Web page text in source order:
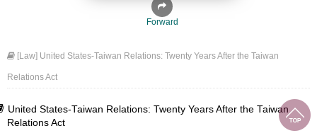
Forward
[Law] United States-Taiwan Relations: Twenty Years After the Taiwan
Relations Act
United States-Taiwan Relations: Twenty Years After the Taiwan
Relations Act